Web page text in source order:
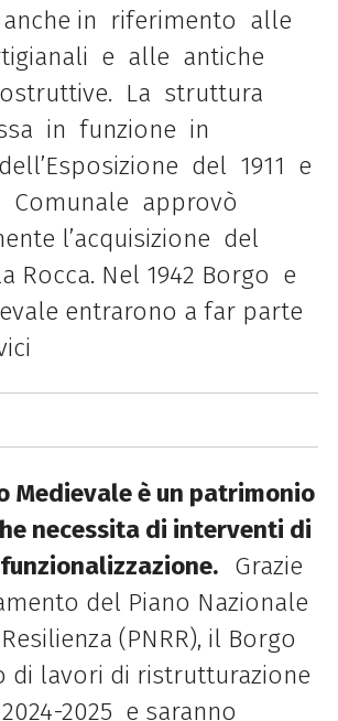
anche in riferimento alle
e alle antiche
La struttura
in funzione in
del 1911 e
Comunale approvò
l’acquisizione del
Rocca. Nel 1942 Borgo e
entrarono a far parte
Medievale è un patrimonio
necessita di interventi di
Grazie
del Piano Nazionale
(PNRR), il Borgo
di lavori di ristrutturazione
2025 e saranno